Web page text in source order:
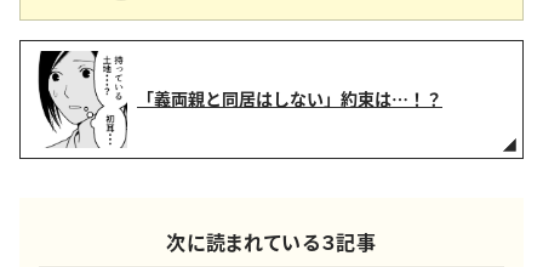
「義両親と同居はしない」約束は…！？
次に読まれている３記事